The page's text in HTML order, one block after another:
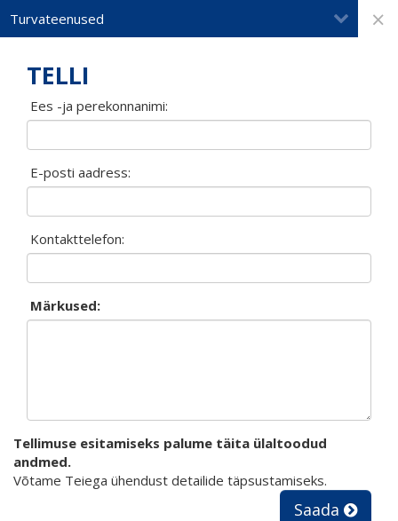
Turvateenused
×
TELLI
Ees -ja perekonnanimi:
E-posti aadress:
Kontakttelefon:
Märkused:
Tellimuse esitamiseks palume täita ülaltoodud
andmed.
Võtame Teiega ühendust detailide täpsustamiseks.
Saada